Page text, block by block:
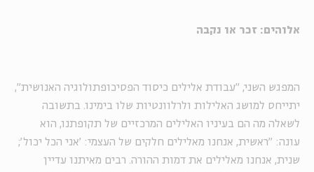
אלוהים: זכר או נקבה
המפגש השני, "עבודת אלילים כיסוד הפסיכופתולוגיה האנושית",
יתייחס למושג האלילות ולרלוונטיות שלו בימינו. בתשובה
לשאלה מה הם בעיניו האלילים המרכזיים של תקופתנו, הוא
עונה: "ראשית, אנחנו מאלילים חלקים של העצמי: 'אני הכל יכול';
שנית, אנחנו מאלילים את דמות ההורה. רבים מאיתנו עדיין